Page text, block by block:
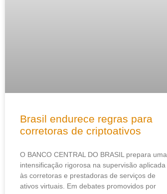
Brasil endurece regras para
corretoras de criptoativos
O BANCO CENTRAL DO BRASIL prepara uma
intensificação rigorosa na supervisão aplicada
às corretoras e prestadoras de serviços de
ativos virtuais. Em debates promovidos por